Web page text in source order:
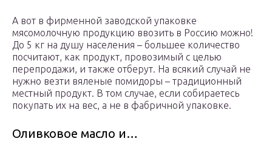
А вот в фирменной заводской упаковке
мясомолочную продукцию ввозить в Россию можно!
До 5 кг на душу населения – большее количество
посчитают, как продукт, провозимый с целью
перепродажи, и также отберут. На всякий случай не
нужно везти вяленые помидоры – традиционный
местный продукт. В том случае, если собираетесь
покупать их на вес, а не в фабричной упаковке.
Оливковое масло и…